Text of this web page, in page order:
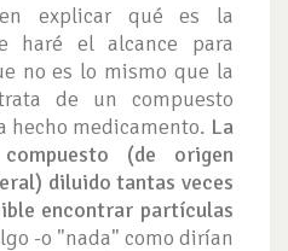
explicar qué es la
haré el alcance para
no es lo mismo que la
de un compuesto
hecho medicamento. La
(de origen
diluido tantas veces
encontrar partículas
-o "nada" como dirían